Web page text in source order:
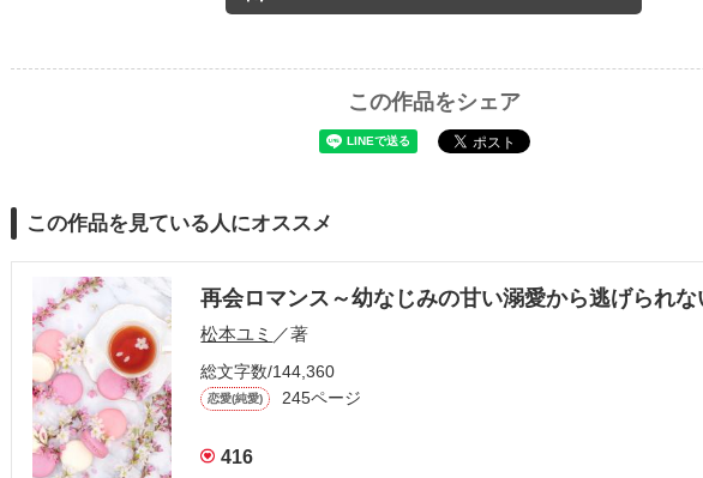
この作品をシェア
この作品を見ている人にオススメ
再会ロマンス～幼なじみの甘い溺愛から逃げられな
松本ユミ ／著
総文字数/144,360
恋愛(純愛) 245ページ
416